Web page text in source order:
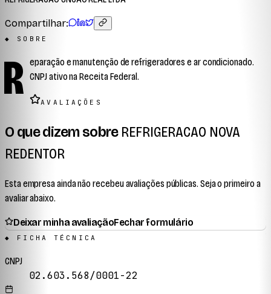
Compartilhar:
◆ SOBRE
R eparação e manutenção de refrigeradores e ar condicionado.
CNPJ ativo na Receita Federal.
AVALIAÇÕES
O que dizem sobre REFRIGERACAO NOVA
REDENTOR
Esta empresa ainda não recebeu avaliações públicas. Seja o primeiro a
avaliar abaixo.
Deixar minha avaliaçãoFechar formulário
◆ FICHA TÉCNICA
CNPJ
02.603.568/0001-22